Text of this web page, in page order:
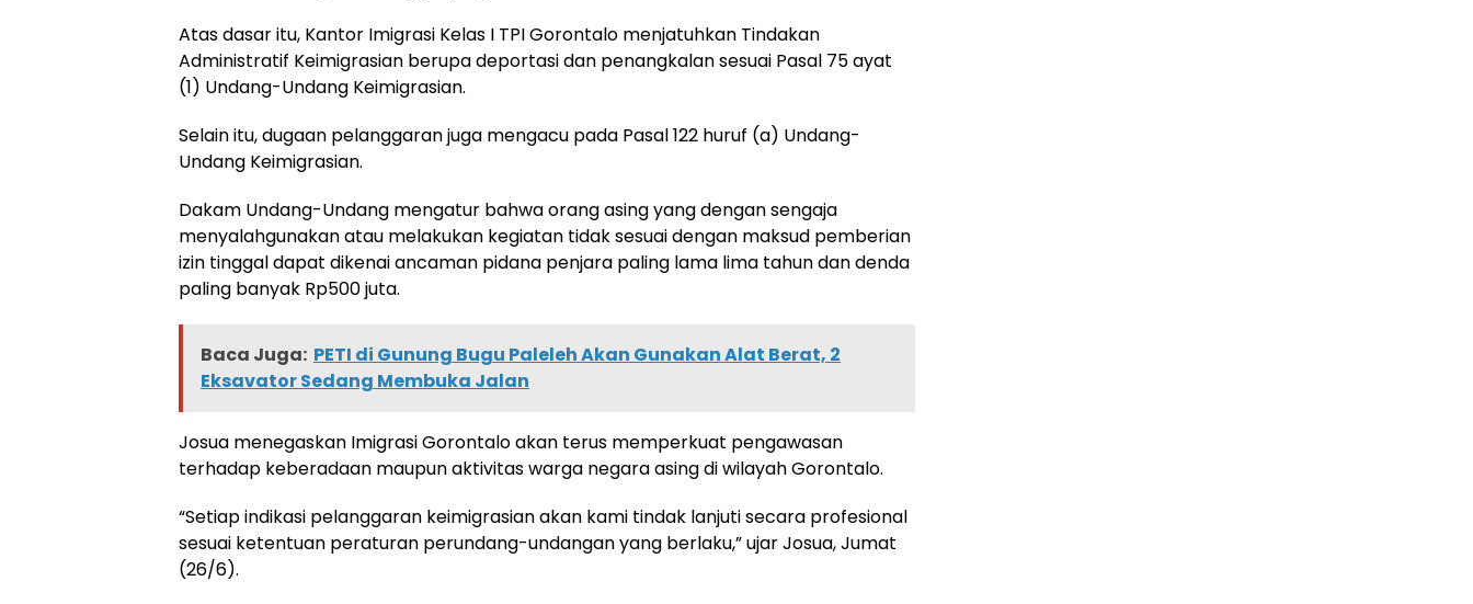
Atas dasar itu, Kantor Imigrasi Kelas I TPI Gorontalo menjatuhkan Tindakan
Administratif Keimigrasian berupa deportasi dan penangkalan sesuai Pasal 75 ayat
(1) Undang-Undang Keimigrasian.
Selain itu, dugaan pelanggaran juga mengacu pada Pasal 122 huruf (a) Undang-
Undang Keimigrasian.
Dakam Undang-Undang mengatur bahwa orang asing yang dengan sengaja
menyalahgunakan atau melakukan kegiatan tidak sesuai dengan maksud pemberian
izin tinggal dapat dikenai ancaman pidana penjara paling lama lima tahun dan denda
paling banyak Rp500 juta.
Baca Juga: PETI di Gunung Bugu Paleleh Akan Gunakan Alat Berat, 2
Eksavator Sedang Membuka Jalan
Josua menegaskan Imigrasi Gorontalo akan terus memperkuat pengawasan
terhadap keberadaan maupun aktivitas warga negara asing di wilayah Gorontalo.
“Setiap indikasi pelanggaran keimigrasian akan kami tindak lanjuti secara profesional
sesuai ketentuan peraturan perundang-undangan yang berlaku,” ujar Josua, Jumat
(26/6).